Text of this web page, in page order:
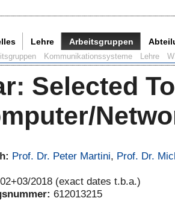
Lehre Arbeitsgruppen
Kommunikationssysteme Lehre
: Selected
Prof. Dr. Peter Martini, Prof. Dr.
2018 (exact dates t.b.a.)
612013215